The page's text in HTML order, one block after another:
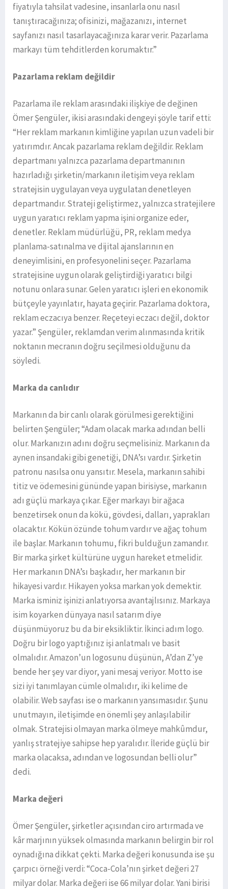
fiyatıyla tahsilat vadesine, insanlarla onu nasıl
tanıştıracağınıza; ofisinizi, mağazanızı, internet
sayfanızı nasıl tasarlayacağınıza karar verir. Pazarlama
markayı tüm tehditlerden korumaktır.”
Pazarlama reklam değildir
Pazarlama ile reklam arasındaki ilişkiye de değinen
Ömer Şengüler, ikisi arasındaki dengeyi şöyle tarif etti:
“Her reklam markanın kimliğine yapılan uzun vadeli bir
yatırımdır. Ancak pazarlama reklam değildir. Reklam
departmanı yalnızca pazarlama departmanının
hazırladığı şirketin/markanın iletişim veya reklam
stratejisin uygulayan veya uygulatan denetleyen
departmandır. Strateji geliştirmez, yalnızca stratejilere
uygun yaratıcı reklam yapma işini organize eder,
denetler. Reklam müdürlüğü, PR, reklam medya
planlama-satınalma ve dijital ajanslarının en
deneyimlisini, en profesyonelini seçer. Pazarlama
stratejisine uygun olarak geliştirdiği yaratıcı bilgi
notunu onlara sunar. Gelen yaratıcı işleri en ekonomik
bütçeyle yayınlatır, hayata geçirir. Pazarlama doktora,
reklam eczacıya benzer. Reçeteyi eczacı değil, doktor
yazar.” Şengüler, reklamdan verim alınmasında kritik
noktanın mecranın doğru seçilmesi olduğunu da
söyledi.
Marka da canlıdır
Markanın da bir canlı olarak görülmesi gerektiğini
belirten Şengüler; “Adam olacak marka adından belli
olur. Markanızın adını doğru seçmelisiniz. Markanın da
aynen insandaki gibi genetiği, DNA’sı vardır. Şirketin
patronu nasılsa onu yansıtır. Mesela, markanın sahibi
titiz ve ödemesini gününde yapan birisiyse, markanın
adı güçlü markaya çıkar. Eğer markayı bir ağaca
benzetirsek onun da kökü, gövdesi, dalları, yaprakları
olacaktır. Kökün özünde tohum vardır ve ağaç tohum
ile başlar. Markanın tohumu, fikri bulduğun zamandır.
Bir marka şirket kültürüne uygun hareket etmelidir.
Her markanın DNA’sı başkadır, her markanın bir
hikayesi vardır. Hikayen yoksa markan yok demektir.
Marka isminiz işinizi anlatıyorsa avantajlısınız. Markaya
isim koyarken dünyaya nasıl satarım diye
düşünmüyoruz bu da bir eksikliktir. İkinci adım logo.
Doğru bir logo yaptığınız işi anlatmalı ve basit
olmalıdır. Amazon’un logosunu düşünün, A’dan Z’ye
bende her şey var diyor, yani mesaj veriyor. Motto ise
sizi iyi tanımlayan cümle olmalıdır, iki kelime de
olabilir. Web sayfası ise o markanın yansımasıdır. Şunu
unutmayın, iletişimde en önemli şey anlaşılabilir
olmak. Stratejisi olmayan marka ölmeye mahkûmdur,
yanlış stratejiye sahipse hep yaralıdır. İleride güçlü bir
marka olacaksa, adından ve logosundan belli olur”
dedi.
Marka değeri
Ömer Şengüler, şirketler açısından ciro artırmada ve
kâr marjının yüksek olmasında markanın belirgin bir rol
oynadığına dikkat çekti. Marka değeri konusunda ise şu
çarpıcı örneği verdi: “Coca-Cola’nın şirket değeri 27
milyar dolar. Marka değeri ise 66 milyar dolar. Yani birisi